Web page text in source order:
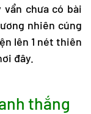
vẩn chưa có bài
nhiên cúng
lên 1 nét thiên
đây.
thắng